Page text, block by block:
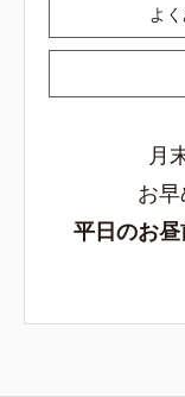
よ
月
お早
平日のお